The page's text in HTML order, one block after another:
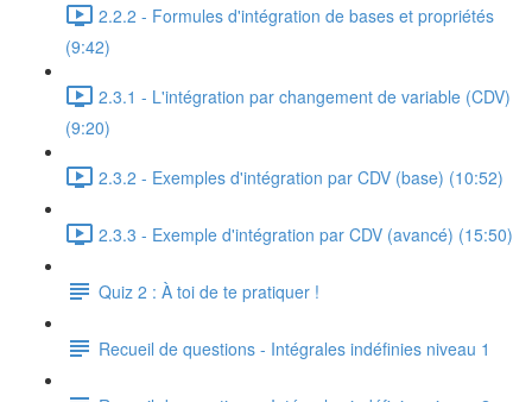
2.2.2 - Formules d'intégration de bases et propriétés
(9:42)
2.3.1 - L'intégration par changement de variable (CDV)
(9:20)
2.3.2 - Exemples d'intégration par CDV (base) (10:52)
2.3.3 - Exemple d'intégration par CDV (avancé) (15:50)
Quiz 2 : À toi de te pratiquer !
Recueil de questions - Intégrales indéfinies niveau 1